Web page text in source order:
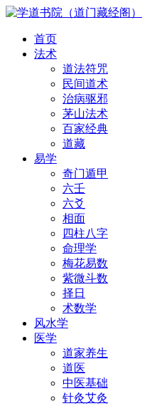
首页
法术
道法符咒
民间道术
治病驱邪
茅山法术
百家经典
道藏
易学
奇门遁甲
六壬
六爻
相面
四柱八字
命理学
梅花易数
紫微斗数
择日
术数学
风水学
医学
道家养生
道医
中医基础
针灸艾灸